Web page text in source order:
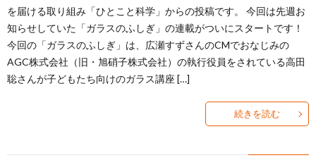
を届ける取り組み「ひとこと科学」からの投稿です。 今回は先週お
知らせしていた「ガラスのふしぎ」の連載がついにスタートです！
今回の「ガラスのふしぎ」は、広瀬すずさんのCMでおなじみの
AGC株式会社（旧・旭硝子株式会社）の執行役員をされている高田
聡さんが子どもたち向けのガラス講座 […]
続きを読む